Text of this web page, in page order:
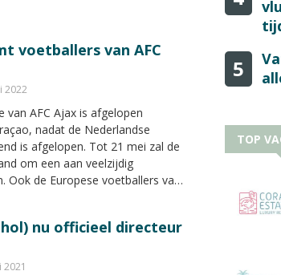
voetballers van AFC
2022
van AFC Ajax is afgelopen
nadat de Nederlandse
is afgelopen. Tot 21 mei zal de
om een aan veelzijdig
Ook de Europese voetballers van
nu officieel directeur
2021
5
TOP